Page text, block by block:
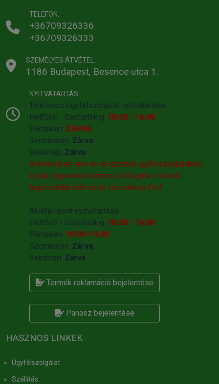
TELEFON:
+36709326336
+36709326333
SZEMÉLYES ÁTVÉTEL:
1186 Budapest, Besence utca 1.
NYITVATARTÁS:
Telefonos Ügyfélszolgálat nyitvatartása:
Hétfőtől - Csütörtökig: 10:00 - 16:00
Pénteken: ZÁRVA
Szombaton: Zárva
Vasárnap: Zárva
Amennyiben nem éri el azonnal ügyfélszolgálatunk,
kérjük legyen türelemmel, kollégánk a lehető
legrövidebb időn belül visszahivja Önt!
Átvételi pont nyitvatartása:
Hétfőtől - Csütörtökig: 10:00 - 16:00
Pénteken: 10:00-14:00
Szombaton: Zárva
Vasárnap: Zárva
Termék reklamáció bejelentése
Panasz bejelentése
HASZNOS LINKEK
Ügyfélszolgálat
Szállítás